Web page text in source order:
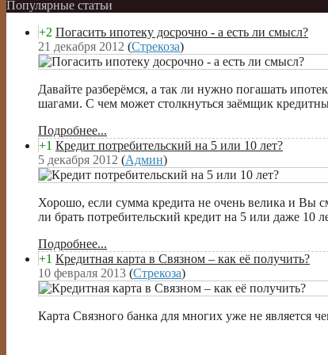
Популярные статьи
+2 Погасить ипотеку досрочно - а есть ли смысл?
21 декабря 2012 (Стрекоза)
Давайте разберёмся, а так ли нужно погашать
шагами. С чем может столкнуться заёмщик
Подробнее...
+1 Кредит потребительский на 5 или 10 лет?
5 декабря 2012 (Админ)
Хорошо, если сумма кредита не очень велика и Вы
ли брать потребительский кредит на 5 или даже 10
Подробнее...
+1 Кредитная карта в Связном – как её получить?
10 февраля 2013 (Стрекоза)
Карта Связного банка для многих уже не является